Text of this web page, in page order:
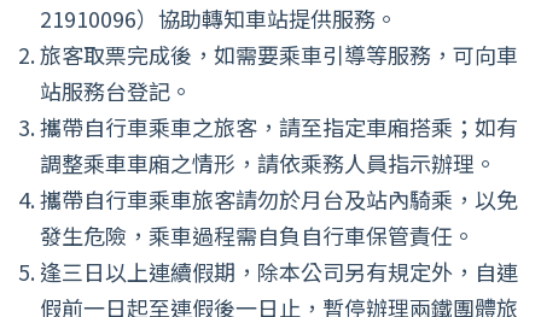
21910096）協助轉知車站提供服務。
旅客取票完成後，如需要乘車引導等服務，可向車
站服務台登記。
攜帶自行車乘車之旅客，請至指定車廂搭乘；如有
調整乘車車廂之情形，請依乘務人員指示辦理。
攜帶自行車乘車旅客請勿於月台及站內騎乘，以免
發生危險，乘車過程需自負自行車保管責任。
逢三日以上連續假期，除本公司另有規定外，自連
假前一日起至連假後一日止，暫停辦理兩鐵團體旅